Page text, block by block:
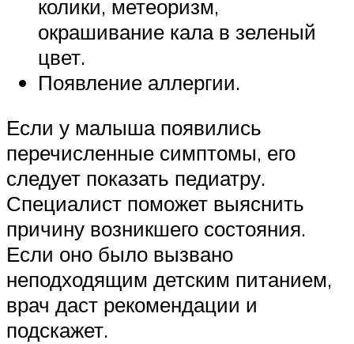
колики, метеоризм,
окрашивание кала в зеленый
цвет.
Появление аллергии.
Если у малыша появились
перечисленные симптомы, его
следует показать педиатру.
Специалист поможет выяснить
причину возникшего состояния.
Если оно было вызвано
неподходящим детским питанием,
врач даст рекомендации и
подскажет.